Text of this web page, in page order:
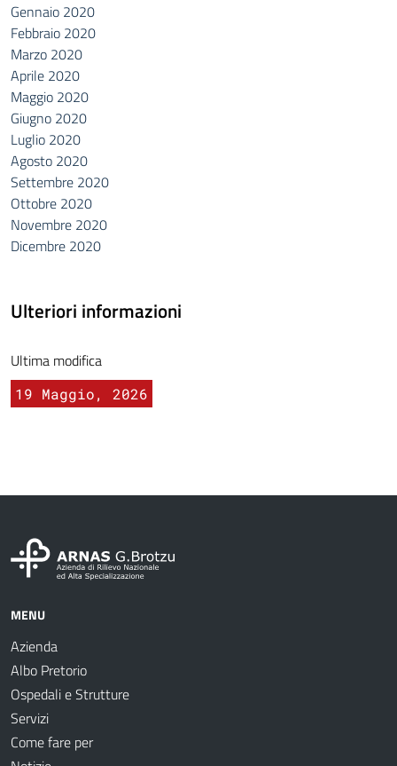
Gennaio 2020
Febbraio 2020
Marzo 2020
Aprile 2020
Maggio 2020
Giugno 2020
Luglio 2020
Agosto 2020
Settembre 2020
Ottobre 2020
Novembre 2020
Dicembre 2020
Ulteriori informazioni
Ultima modifica
19 Maggio, 2026
MENU
Azienda
Albo Pretorio
Ospedali e Strutture
Servizi
Come fare per